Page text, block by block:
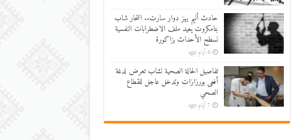
حادث أليم يهز دوار سارت.. انتحار شاب
بتامكروت يعيد ملف الاضطرابات النفسية
لسطح الأحداث بزاكورة
6 أيام ago
تفاصيل الحالة الصحية لشاب تعرض لدغة
أفعى بورزازات وتدخل عاجل للقطاع
الصحي
7 أيام ago